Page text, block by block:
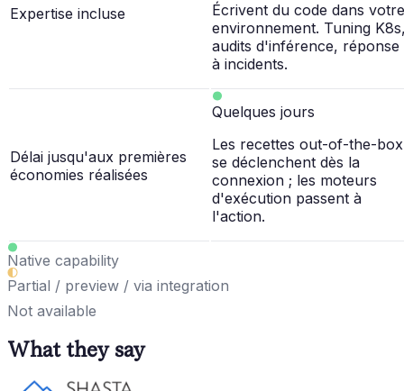
Expertise incluse
Écrivent du code dans votre
environnement. Tuning
audits d'inférence, réponse
à incidents.
Délai jusqu'aux premières
économies réalisées
Quelques jours
Les recettes out-of-the-box
se déclenchent dès la
connexion ; les moteurs
d'exécution passent à
l'action.
Native capability
Partial / preview / via integration
Not available
What they say